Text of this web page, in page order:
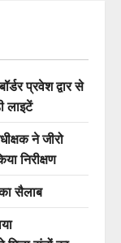
प्रवेश द्वार से
लाइटें
ने जीरो
निरीक्षण
सैलाब